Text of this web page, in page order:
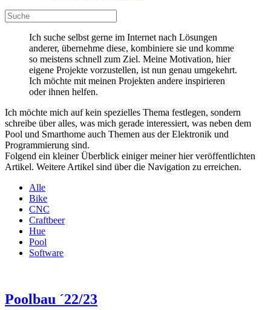
Ich suche selbst gerne im Internet nach Lösungen
anderer, übernehme diese, kombiniere sie und komme
so meistens schnell zum Ziel. Meine Motivation, hier
eigene Projekte vorzustellen, ist nun genau umgekehrt.
Ich möchte mit meinen Projekten andere inspirieren
oder ihnen helfen.
Ich möchte mich auf kein spezielles Thema festlegen, sondern
schreibe über alles, was mich gerade interessiert, was neben dem
Pool und Smarthome auch Themen aus der Elektronik und
Programmierung sind.
Folgend ein kleiner Überblick einiger meiner hier veröffentlichten
Artikel. Weitere Artikel sind über die Navigation zu erreichen.
Alle
Bike
CNC
Craftbeer
Hue
Pool
Software
Poolbau ´22/23